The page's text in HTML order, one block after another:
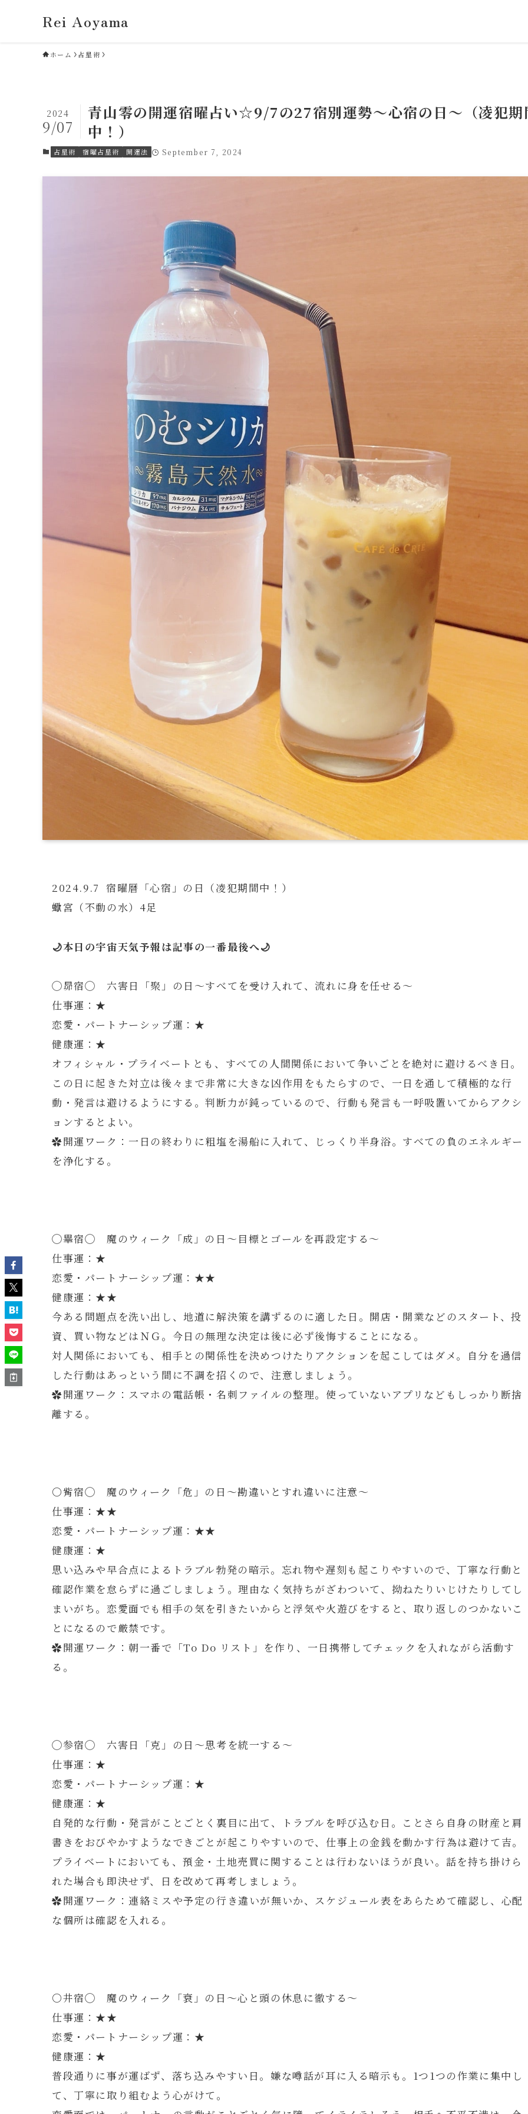
Rei Aoyama
ホーム 占星術
青山零の開運宿曜占い☆9/7の27宿別運勢～心宿の日～（凌犯期
中！）
2024
9/07
占星術 宿曜占星術 開運法 September 7, 2024
2024.9.7 宿曜暦「心宿」の日（凌犯期間中！）
蠍宮（不動の水）4足
🌙本日の宇宙天気予報は記事の一番最後へ🌙
◯昴宿◯ 六害日「聚」の日～すべてを受け入れて、流れに身を任せる～
仕事運：★
恋愛・パートナーシップ運：★
健康運：★
オフィシャル・プライベートとも、すべての人間関係において争いごとを絶対に避けるべき日。
この日に起きた対立は後々まで非常に大きな凶作用をもたらすので、一日を通して積極的な行
動・発言は避けるようにする。判断力が鈍っているので、行動も発言も一呼吸置いてからアクシ
ョンするとよい。
✿開運ワーク：一日の終わりに粗塩を湯船に入れて、じっくり半身浴。すべての負のエネルギー
を浄化する。
◯畢宿◯ 魔のウィーク「成」の日～目標とゴールを再設定する～
仕事運：★
恋愛・パートナーシップ運：★★
健康運：★★
今ある問題点を洗い出し、地道に解決策を講ずるのに適した日。開店・開業などのスタート、投
資、買い物などはＮＧ。今日の無理な決定は後に必ず後悔することになる。
対人関係においても、相手との関係性を決めつけたりアクションを起こしてはダメ。自分を過信
した行動はあっという間に不調を招くので、注意しましょう。
✿開運ワーク：スマホの電話帳・名刺ファイルの整理。使っていないアプリなどもしっかり断捨
離する。
〇觜宿◯ 魔のウィーク「危」の日～勘違いとすれ違いに注意～
仕事運：★★
恋愛・パートナーシップ運：★★
健康運：★
思い込みや早合点によるトラブル勃発の暗示。忘れ物や遅刻も起こりやすいので、丁寧な行動と
確認作業を怠らずに過ごしましょう。理由なく気持ちがざわついて、拗ねたりいじけたりしてし
まいがち。恋愛面でも相手の気を引きたいからと浮気や火遊びをすると、取り返しのつかないこ
とになるので厳禁です。
✿開運ワーク：朝一番で「To Do リスト」を作り、一日携帯してチェックを入れながら活動す
る。
◯参宿◯ 六害日「克」の日～思考を統一する～
仕事運：★
恋愛・パートナーシップ運：★
健康運：★
自発的な行動・発言がことごとく裏目に出て、トラブルを呼び込む日。ことさら自身の財産と肩
書きをおびやかすようなできごとが起こりやすいので、仕事上の金銭を動かす行為は避けて吉。
プライベートにおいても、預金・土地売買に関することは行わないほうが良い。話を持ち掛けら
れた場合も即決せず、日を改めて再考しましょう。
✿開運ワーク：連絡ミスや予定の行き違いが無いか、スケジュール表をあらためて確認し、心配
な個所は確認を入れる。
〇井宿◯ 魔のウィーク「衰」の日～心と頭の休息に徹する～
仕事運：★★
恋愛・パートナーシップ運：★
健康運：★
普段通りに事が運ばず、落ち込みやすい日。嫌な噂話が耳に入る暗示も。1つ1つの作業に集中し
て、丁寧に取り組むよう心がけて。